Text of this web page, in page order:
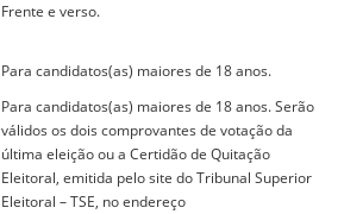
Frente e verso.
Para candidatos(as) maiores de 18 anos.
Para candidatos(as) maiores de 18 anos. Serão
válidos os dois comprovantes de votação da
última eleição ou a Certidão de Quitação
Eleitoral, emitida pelo site do Tribunal Superior
Eleitoral – TSE, no endereço